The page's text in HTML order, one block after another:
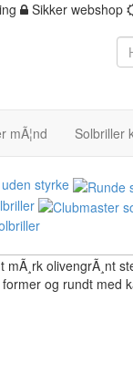
Sikker webshop
mÃ¦nd Solbriller
styrke